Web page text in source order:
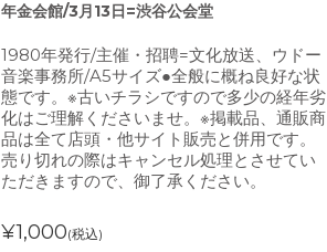
年金会館/3月13日=渋谷公会堂
1980年発行/主催・招聘=文化放送、ウドー
音楽事務所/A5サイズ●全般に概ね良好な状
態です。※古いチラシですので多少の経年劣
化はご理解くださいませ。※掲載品、通販商
品は全て店頭・他サイト販売と併用です。
売り切れの際はキャンセル処理とさせてい
ただきますので、御了承ください。
¥1,000(税込)